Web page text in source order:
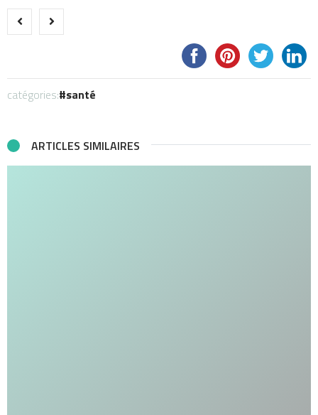
catégories: santé
ARTICLES SIMILAIRES